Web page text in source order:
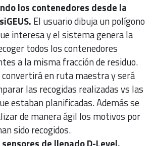
los contenedores desde la
El usuario dibuja un polígono
interesa y el sistema genera la
todos los contenedores
a la misma fracción de residuo.
convertirá en ruta maestra y será
las recogidas realizadas vs las
estaban planificadas. Además se
de manera ágil los motivos por
sido recogidos.